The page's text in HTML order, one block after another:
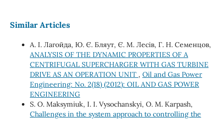
Similar Articles
А. І. Лагойда, Ю. Є. Бляут, Є. М. Лесів, Г. Н. Семенцов,
ANALYSIS OF THE DYNAMIC PROPERTIES OF A
CENTRIFUGAL SUPERCHARGER WITH GAS TURBINE
DRIVE AS AN OPERATION UNIT , Oil and Gas Power
Engineering: No. 2(18) (2012): OIL AND GAS POWER
ENGINEERING
S. O. Maksymiuk, I. I. Vysochanskyi, O. M. Karpash,
Challenges in the system approach to controlling the